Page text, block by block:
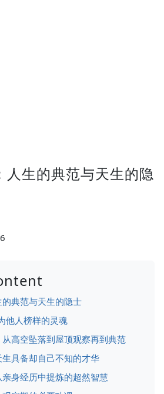
生的典范与天生的隐
典范与天生的隐士
他人榜样的灵魂
高空坠落到屋顶观察再到典范
具备却自己不知的才华
身经历中提炼的超然智慧